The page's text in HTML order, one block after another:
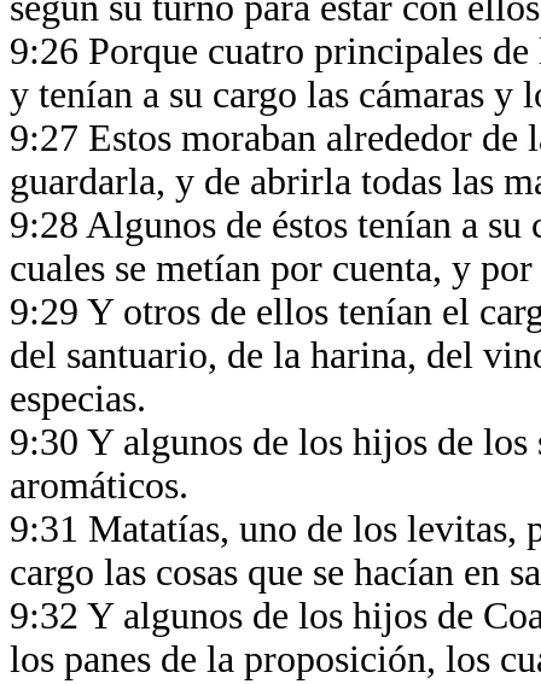
9:26 Porque cuatro principales
y tenían a su cargo las cámaras y
9:27 Estos moraban alrededor de
guardarla, y de abrirla todas las
9:28 Algunos de éstos tenían a
cuales se metían por cuenta, y
9:29 Y otros de ellos tenían el
del santuario, de la harina, del
especias.
9:30 Y algunos de los hijos de los
aromáticos.
9:31 Matatías, uno de los levitas,
cargo las cosas que se hacían en
9:32 Y algunos de los hijos de
los panes de la proposición, los